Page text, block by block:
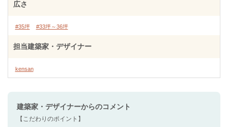
広さ
#35坪 #33坪～36坪
担当建築家・デザイナー
kensan
建築家・デザイナーからのコメント
【こだわりのポイント】